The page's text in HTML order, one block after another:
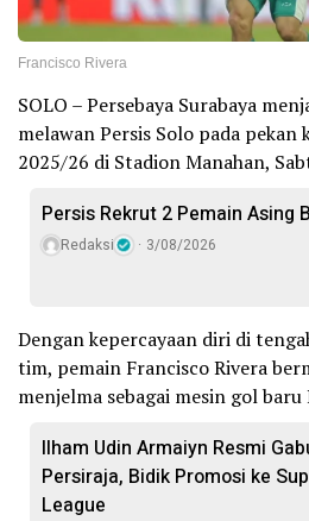
Francisco Rivera
SOLO – Persebaya Surabaya
melawan Persis Solo pada pekan
2025/26 di Stadion Manahan,
Persis Rekrut 2 Pemain Asing
Redaksi 3/08/2026
Dengan kepercayaan diri di
tim, pemain Francisco Rivera
menjelma sebagai mesin gol baru
Ilham Udin Armaiyn Resmi
Persiraja, Bidik Promosi ke
League